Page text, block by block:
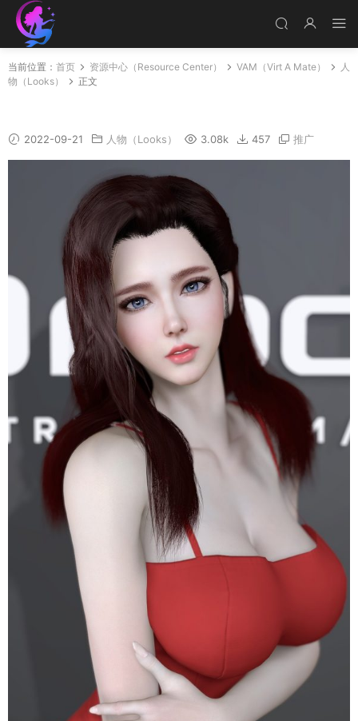
当前位置： 首页 资源中心（Resource Center） VAM（Virt A Mate）
人
物（Looks）
正文
2022-09-21 人物（Looks） 3.08k 457 推广